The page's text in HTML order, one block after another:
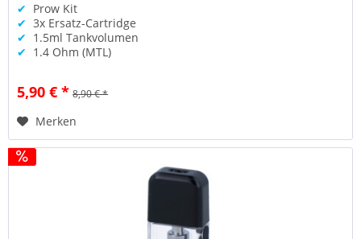
✔ Prow Kit
✔ 3x Ersatz-Cartridge
✔ 1.5ml Tankvolumen
✔ 1.4 Ohm (MTL)
5,90 € * 8,90 € *
Merken